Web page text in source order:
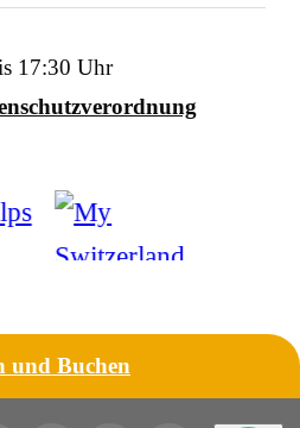
17:30 Uhr
und Buchen